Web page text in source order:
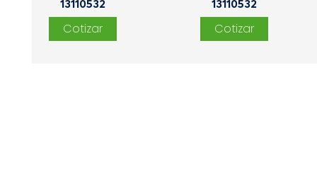
13110532 13110532